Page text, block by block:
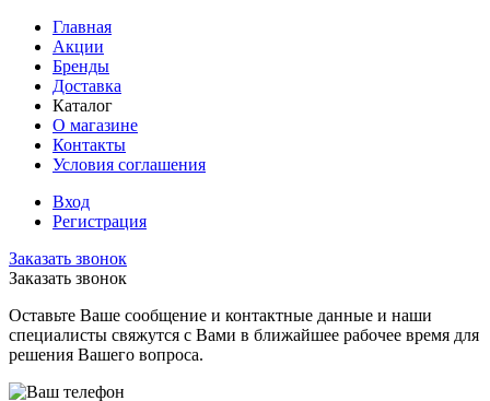
Главная
Акции
Бренды
Доставка
Каталог
О магазине
Контакты
Условия соглашения
Вход
Регистрация
Заказать звонок
Заказать звонок
Оставьте Ваше сообщение и контактные данные и наши
специалисты свяжутся с Вами в ближайшее рабочее время для
решения Вашего вопроса.